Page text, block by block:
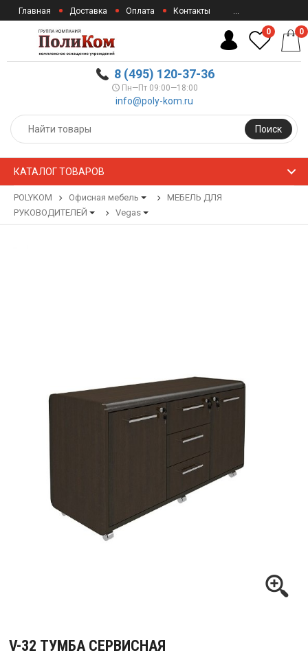
Главная Доставка Оплата Контакты ...
8 (495) 120-37-36
Пн—Пт 09:00—18:00
info@poly-kom.ru
Поиск
0 0
КАТАЛОГ ТОВАРОВ
POLYKOM Офисная мебель
МЕБЕЛЬ ДЛЯ
РУКОВОДИТЕЛЕЙ
Vegas
V-32 ТУМБА СЕРВИСНАЯ